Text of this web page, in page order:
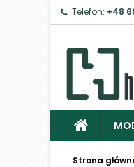
Telefon: +48
Strona